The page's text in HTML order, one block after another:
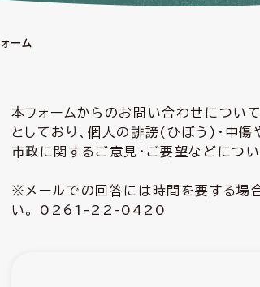
ーム
本フォームからのお問い合わせについ
としており、個人の誹謗(ひぼう)・中
市政に関するご意見・ご要望などについ
※メールでの回答には時間を要する場
い。 0261-22-0420